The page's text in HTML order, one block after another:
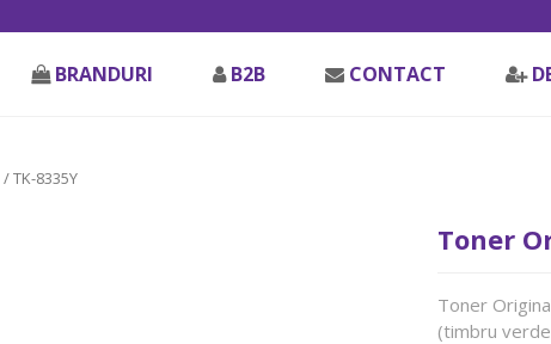
BRANDURI B2B CONTACT
/ TK-8335Y
Toner
Toner
(timbru